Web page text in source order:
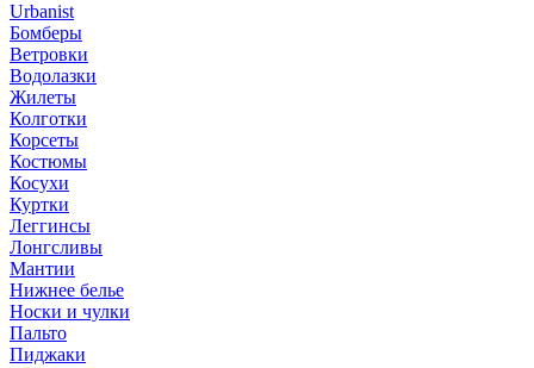
Urbanist
Бомберы
Ветровки
Водолазки
Жилеты
Колготки
Корсеты
Костюмы
Косухи
Куртки
Леггинсы
Лонгсливы
Мантии
Нижнее белье
Носки и чулки
Пальто
Пиджаки